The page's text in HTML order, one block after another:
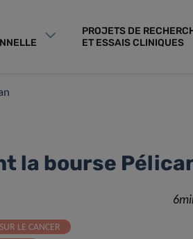
PROJETS DE
ET ESSAIS CLINIQUES
la bourse
LE CANCER